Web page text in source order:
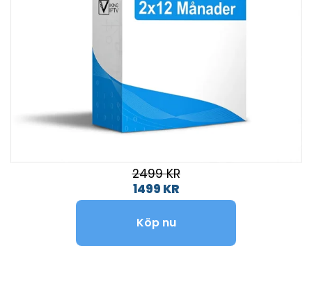
2499 KR
1499 KR
Köp nu